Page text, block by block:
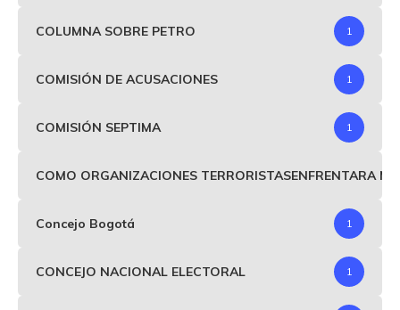
COLUMNA SOBRE PETRO 1
COMISIÓN DE ACUSACIONES 1
COMISIÓN SEPTIMA 1
COMO ORGANIZACIONES TERRORISTASENFRENTARA
Concejo Bogotá 1
CONCEJO NACIONAL ELECTORAL 1